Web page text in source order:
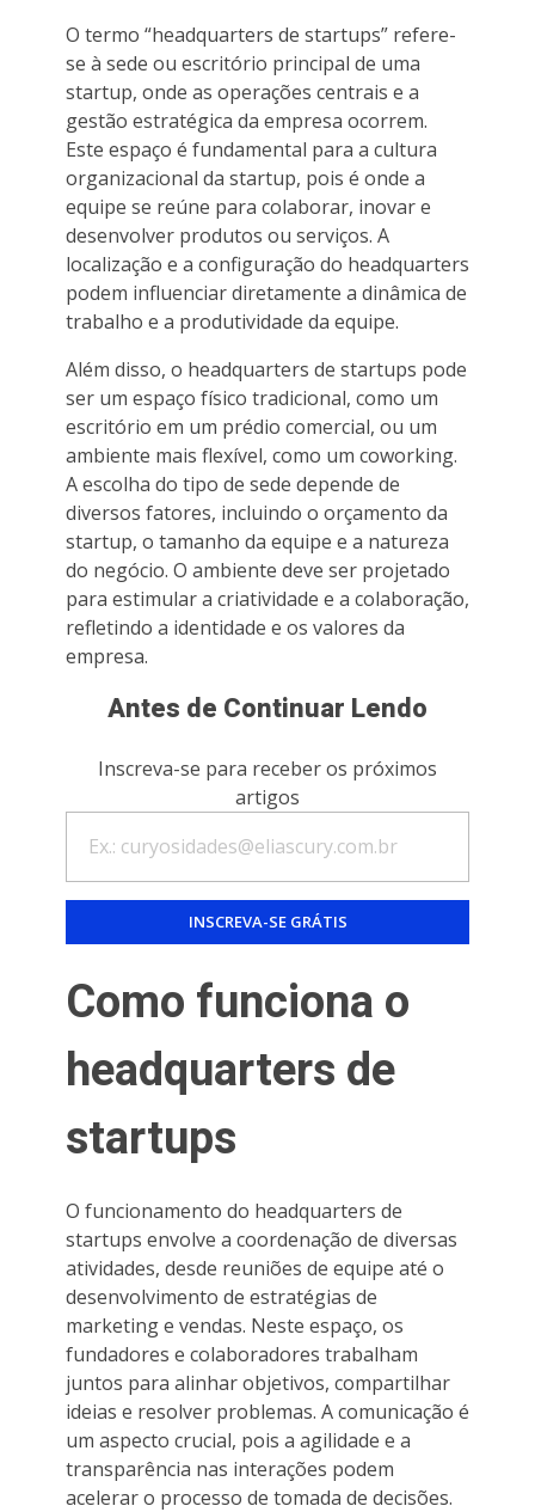
O termo “headquarters de startups” refere-
se à sede ou escritório principal de uma
startup, onde as operações centrais e a
gestão estratégica da empresa ocorrem.
Este espaço é fundamental para a cultura
organizacional da startup, pois é onde a
equipe se reúne para colaborar, inovar e
desenvolver produtos ou serviços. A
localização e a configuração do headquarters
podem influenciar diretamente a dinâmica de
trabalho e a produtividade da equipe.
Além disso, o headquarters de startups pode
ser um espaço físico tradicional, como um
escritório em um prédio comercial, ou um
ambiente mais flexível, como um coworking.
A escolha do tipo de sede depende de
diversos fatores, incluindo o orçamento da
startup, o tamanho da equipe e a natureza
do negócio. O ambiente deve ser projetado
para estimular a criatividade e a colaboração,
refletindo a identidade e os valores da
empresa.
Antes de Continuar Lendo
Inscreva-se para receber os próximos
artigos
Como funciona o
headquarters de
startups
O funcionamento do headquarters de
startups envolve a coordenação de diversas
atividades, desde reuniões de equipe até o
desenvolvimento de estratégias de
marketing e vendas. Neste espaço, os
fundadores e colaboradores trabalham
juntos para alinhar objetivos, compartilhar
ideias e resolver problemas. A comunicação é
um aspecto crucial, pois a agilidade e a
transparência nas interações podem
acelerar o processo de tomada de decisões.